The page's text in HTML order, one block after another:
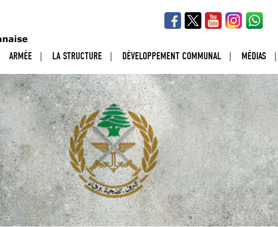
ARMÉE LA STRUCTURE DÉVELOPPEMENT COMMUNAL MÉDIAS